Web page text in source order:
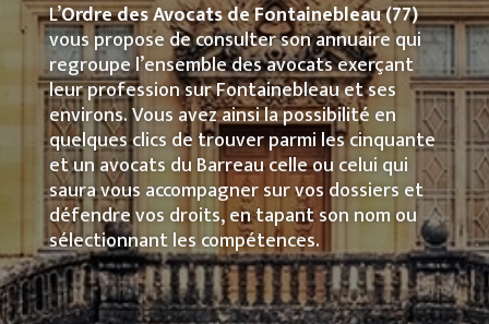
L’Ordre des Avocats de Fontainebleau(77)
vous propose de consulter son annuaire qui
regroupe l’ensemble des avocats exerçant
leur profession sur Fontainebleau et ses
environs. Vous avez ainsi la possibilité en
quelques clics de trouver parmi les cinquante
et un avocats du Barreau celle ou celui qui
saura vous accompagner sur vos dossiers et
défendre vos droits, en tapant son nom ou
sélectionnant les compétences.